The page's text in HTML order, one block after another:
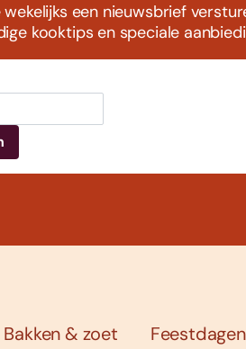
een nieuwsbrief
kooktips en speciale
Bakken & zoet Feestdagen